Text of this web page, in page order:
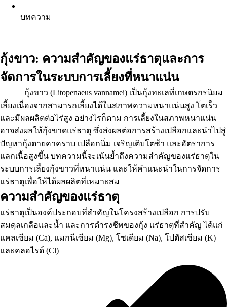
บทความ
กุ้งขาว: ความสำคัญของแร่ธาตุและการ
จัดการในระบบการเลี้ยงที่หนาแน่น
กุ้งขาว (Litopenaeus vannamei) เป็นกุ้งทะเลที่เกษตรกรนิยม
เลี้ยงเนื่องจากสามารถเลี้ยงได้ในสภาพความหนาแน่นสูง โตเร็ว
และมีผลผลิตต่อไร่สูง อย่างไรก็ตาม การเลี้ยงในสภาพหนาแน่น
อาจส่งผลให้กุ้งขาดแร่ธาตุ ซึ่งส่งผลต่อการสร้างเปลือกและนำไปสู่
ปัญหากุ้งตายคาคราบ เปลือกนิ่ม เจริญเติบโตช้า และอัตราการ
แลกเนื้อสูงขึ้น บทความนี้จะเน้นย้ำถึงความสำคัญของแร่ธาตุใน
ระบบการเลี้ยงกุ้งขาวที่หนาแน่น และให้คำแนะนำในการจัดการ
แร่ธาตุเพื่อให้ได้ผลผลิตที่เหมาะสม
ความสำคัญของแร่ธาตุ
แร่ธาตุเป็นองค์ประกอบที่สำคัญในโครงสร้างเปลือก การปรับ
สมดุลเกลือและน้ำ และการดำรงชีพของกุ้ง แร่ธาตุที่สำคัญ ได้แก่
แคลเซียม (Ca), แมกนีเซียม (Mg), โซเดียม (Na), โปตัสเซียม (K)
และคลอไรด์ (Cl)